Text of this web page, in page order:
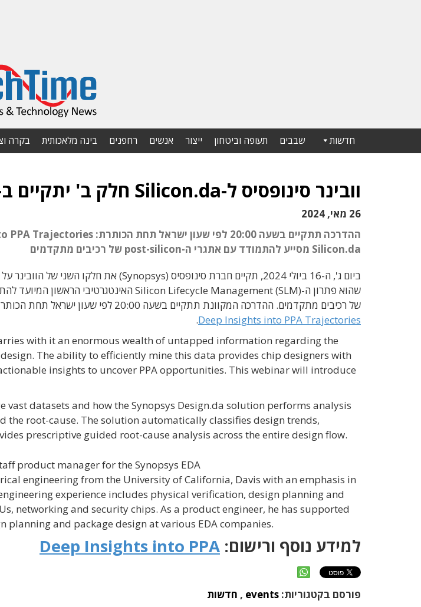
חדשות שבבים תעופה וביטחון ייצור אנשים רחפנים בינה מלאכותית בקרה
וובינר סינופסיס ל-Silicon.da חלק ב' יתקיים ב-16 ביולי 2024
26 מאי, 2024
Silicon.da מסייע להתמודד עם אתגרי ה-post-silicon של רכיבים מתקדמים
ביום ג', ה-16 ביולי 2024, תקיים חברת סינופסיס (Synopsys) את חלקו השני של הוובינר על פתרון
של רכיבים מתקדמים. ההדרכה המקוונת תתקיים בשעה 20:00 לפי שעון ישראל תחת הכותרת:
Deep Insights into PPA Trajectories
.
with it an enormous wealth of untapped information regarding the
The ability to efficiently mine this data provides chip designers with
insights to uncover PPA opportunities. This webinar will introduce
vast datasets and how the Synopsys Design.da solution performs analysis
the root-cause. The solution automatically classifies design trends,
prescriptive guided root-cause analysis across the entire design flow.
product manager for the Synopsys EDA
engineering from the University of California, Davis with an emphasis in
experience includes physical verification, design planning and
networking and security chips. As a product engineer, he has supported
planning and package design at various EDA companies.
למידע נוסף ורישום: Deep Insights into PPA
פורסם בקטגוריות: events
, חדשות